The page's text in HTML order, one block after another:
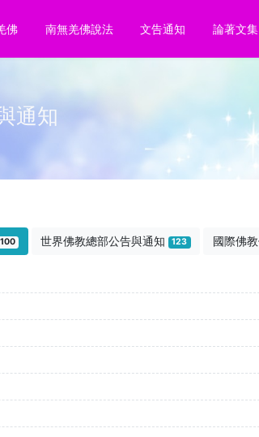
佛 南無羌佛說法 文告通知 論著文集
通知
100 世界佛教總部公告與通知 123 國際佛